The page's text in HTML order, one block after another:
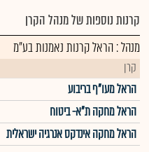
קרנות נוספות של מנהל הקרן
מנהל : הראל קרנות נאמנות בע"מ
קרן
הראל מעו"ף בריבוע
הראל מחקה ת"א- ביטוח
הראל מחקה אינדקס אנרגיה ישראלית